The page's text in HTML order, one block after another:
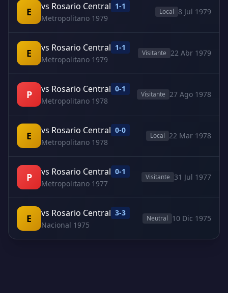
E vs Rosario Central 1-1
Metropolitano 1979
Local 8 Jul 1979
E vs Rosario Central 1-1
Metropolitano 1979
Visitante 22 Abr 1979
P vs Rosario Central 0-1
Metropolitano 1978
Visitante 27 Ago 1978
E vs Rosario Central 0-0
Metropolitano 1978
Local 22 Mar 1978
P vs Rosario Central 0-1
Metropolitano 1977
Visitante 31 Jul 1977
E vs Rosario Central 3-3
Nacional 1975
Neutral 10 Dic 1975